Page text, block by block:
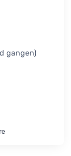
gangen)